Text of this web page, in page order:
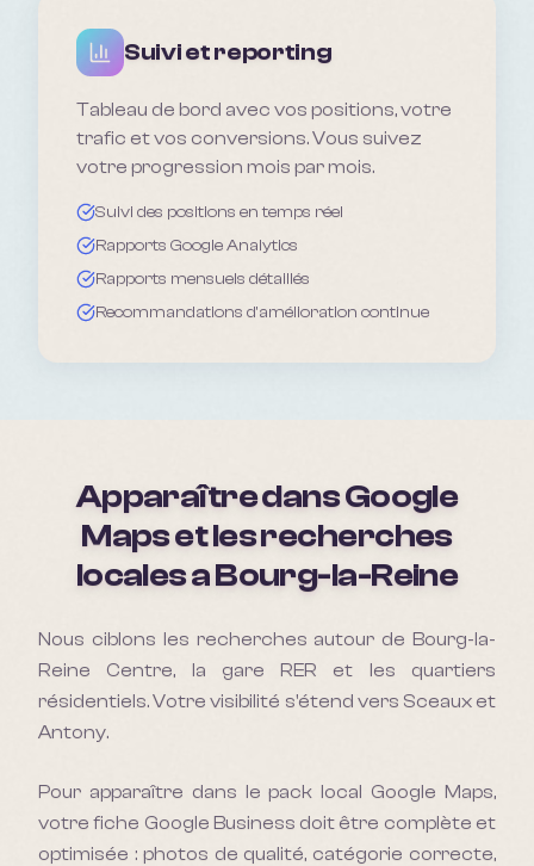
Suivi et reporting
Tableau de bord avec vos positions, votre
trafic et vos conversions. Vous suivez
votre progression mois par mois.
Suivi des positions en temps réel
Rapports Google Analytics
Rapports mensuels détaillés
Recommandations d'amélioration continue
Apparaître dans Google
Maps et les recherches
locales aBourg-la-Reine
Nous ciblons les recherches autour de Bourg-la-
Reine Centre, la gare RER et les quartiers
résidentiels. Votre visibilité s'étend vers Sceaux et
Antony.
Pour apparaître dans le pack local Google Maps,
votre fiche Google Business doit être complète et
optimisée : photos de qualité, catégorie correcte,